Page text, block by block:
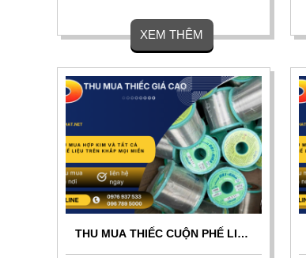
hiện nay trên khắp mọi miền tổ
quốc. Cam kết thu mua tận nơi,
uy tín, chuyên nghiệp. Liên hệ
ngay.
XEM THÊM
THU MUA THIẾC CUỘN PHẾ LIỆU